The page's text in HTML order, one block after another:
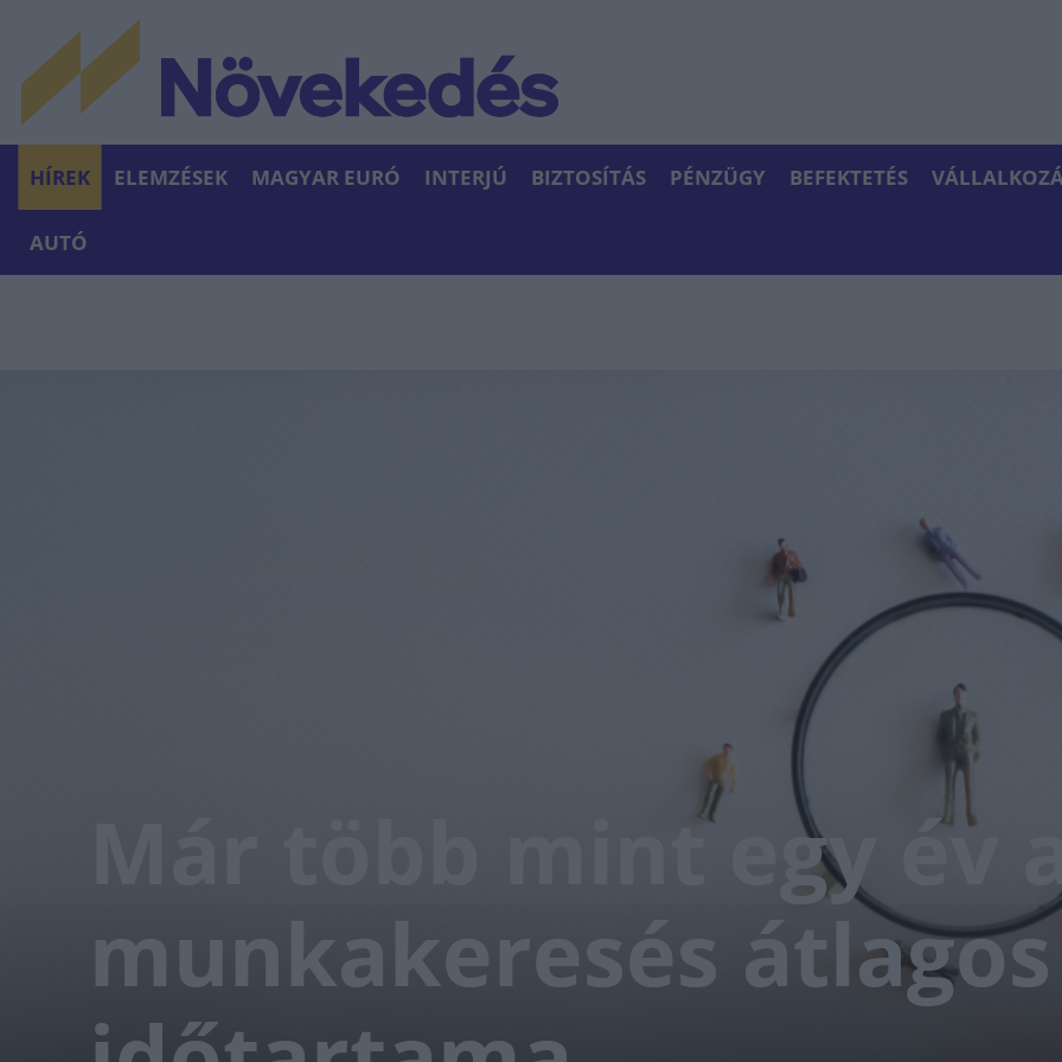
HÍREK ELEMZÉSEK MAGYAR EURÓ INTERJÚ BIZTOSÍTÁS PÉNZÜGY BEFEKTETÉS
AUTÓ
Már több mint egy év
munkakeresés átlagos